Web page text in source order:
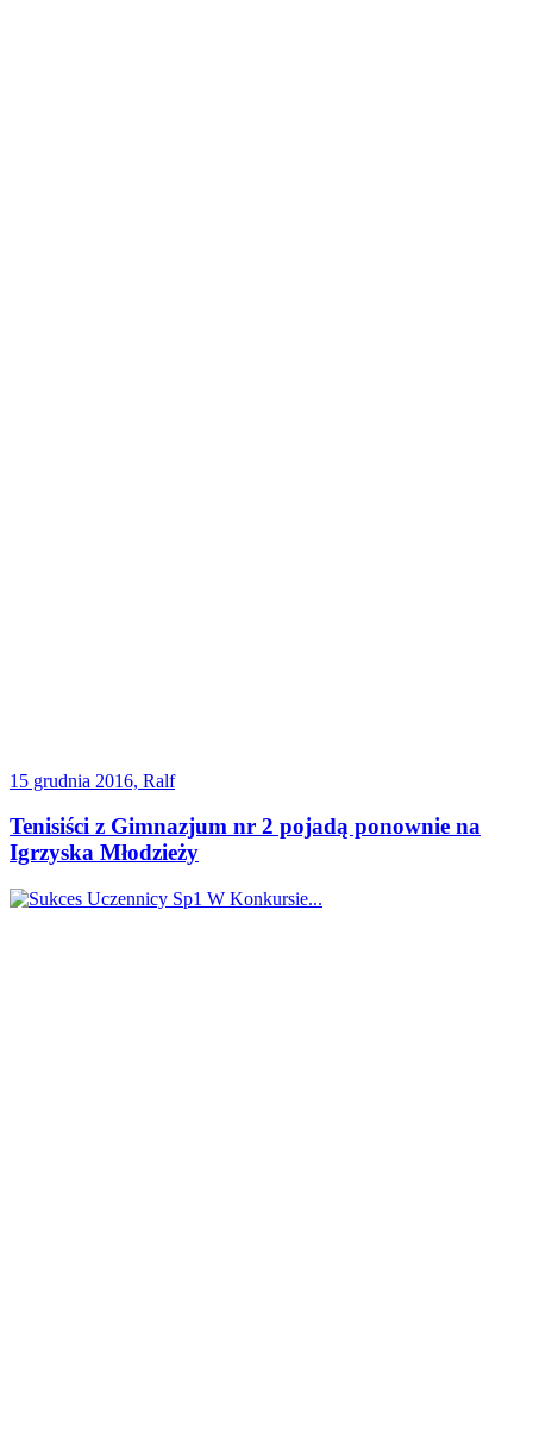
15 grudnia 2016, Ralf
Tenisiści z Gimnazjum nr 2 pojadą ponownie na
Igrzyska Młodzieży